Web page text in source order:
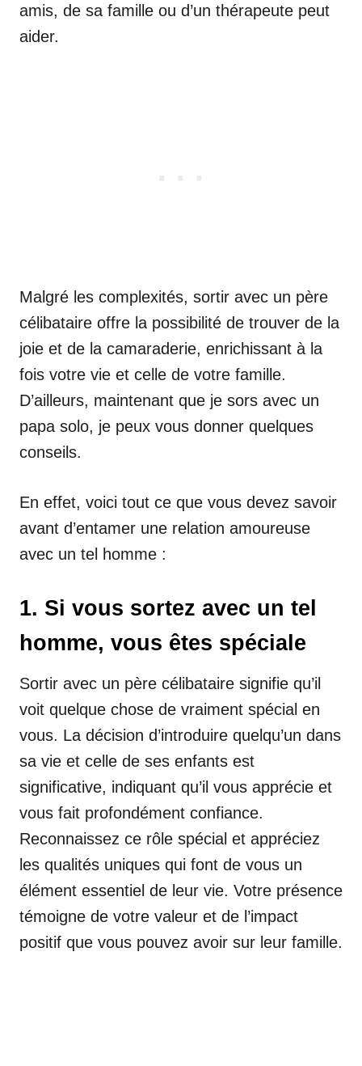
amis, de sa famille ou d’un thérapeute peut
aider.
Malgré les complexités, sortir avec un père
célibataire offre la possibilité de trouver de la
joie et de la camaraderie, enrichissant à la
fois votre vie et celle de votre famille.
D’ailleurs, maintenant que je sors avec un
papa solo, je peux vous donner quelques
conseils.
En effet, voici tout ce que vous devez savoir
avant d’entamer une relation amoureuse
avec un tel homme :
1. Si vous sortez avec un tel
homme, vous êtes spéciale
Sortir avec un père célibataire signifie qu’il
voit quelque chose de vraiment spécial en
vous. La décision d’introduire quelqu’un dans
sa vie et celle de ses enfants est
significative, indiquant qu’il vous apprécie et
vous fait profondément confiance.
Reconnaissez ce rôle spécial et appréciez
les qualités uniques qui font de vous un
élément essentiel de leur vie. Votre présence
témoigne de votre valeur et de l’impact
positif que vous pouvez avoir sur leur famille.